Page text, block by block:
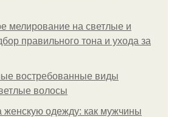
мелирование на светлые и
правильного тона и ухода за
востребованные виды
волосы
женскую одежду: как мужчины